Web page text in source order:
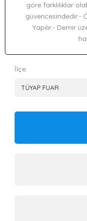
göre farklılıklar
güvencesindedir.-
Yapılır.- Demir
İlçe: